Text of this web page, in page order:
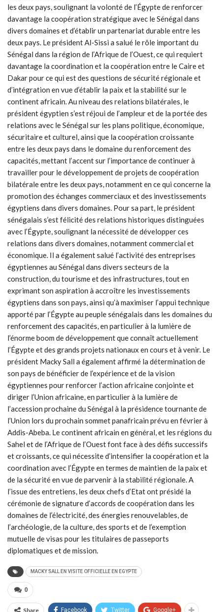
les deux pays, soulignant la volonté de l’Égypte de renforcer
davantage la coopération stratégique avec le Sénégal dans
divers domaines et d’établir un partenariat durable entre les
deux pays. Le président Al-Sissi a salué le rôle important du
Sénégal dans la région de l’Afrique de l’Ouest, ce qui requiert
davantage la coordination et la coopération entre le Caire et
Dakar pour ce qui est des questions de sécurité régionale et
d’intégration en vue d’établir la paix et la stabilité sur le
continent africain. Au niveau des relations bilatérales, le
président égyptien s’est réjoui de l’ampleur et de la portée des
relations avec le Sénégal sur les plans politique, économique,
sécuritaire et culturel, ainsi que la coopération croissante
entre les deux pays dans le domaine du renforcement des
capacités, mettant l’accent sur l’importance de continuer à
travailler pour le développement de projets de coopération
bilatérale entre les deux pays, notamment en ce qui concerne la
promotion des échanges commerciaux et des investissements
égyptiens dans divers domaines. Pour sa part, le président
sénégalais s’est félicité des relations historiques distinguées
avec l’Égypte, soulignant la nécessité de développer ces
relations dans divers domaines, notamment commercial et
économique. Il a également salué l’activité des entreprises
égyptiennes au Sénégal dans divers secteurs de la
construction, du tourisme et des infrastructures, tout en
exprimant son aspiration à accroître les investissements
égyptiens dans son pays, ainsi qu’à maximiser l’appui technique
apporté par l’Égypte au peuple sénégalais dans les domaines du
renforcement des capacités, en particulier à la lumière de
l’énorme boom de développement que connaît actuellement
l’Égypte et des grands projets nationaux en cours et à venir. Le
président Macky Sall a également affirmé la détermination de
son pays de bénéficier de l’expérience et de la vision
égyptiennes pour renforcer l’action africaine conjointe et
diriger l’Union africaine, en particulier à la lumière de
l’accession prochaine du Sénégal à la présidence tournante de
l’Union lors du prochain sommet panafricain prévu en février à
Addis-Abeba. Le continent africain en général, et les régions du
Sahel et de l’Afrique de l’Ouest font face à des défis successifs
et croissants, ce qui nécessite d’intensifier la coopération et la
coordination avec l’Égypte en termes de maintien de la paix et
de la sécurité en vue de parvenir à la stabilité régionale. A
l’issue des entretiens, les deux chefs d’Etat ont présidé la
cérémonie de signature d’accords de coopération dans les
domaines de l’électricité, des énergies renouvelables, de
l’archéologie, de la culture, des sports et de l’exemption
mutuelle de visas pour les titulaires de passeports
diplomatiques et de mission.
MACKY SALL EN VISITE OFFICIELLE EN EGYPTE
0
Share Facebook Twitter Google+